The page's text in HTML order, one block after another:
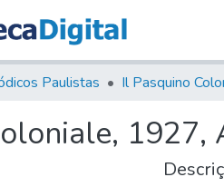
Paulistas Il Pasquino
1927,